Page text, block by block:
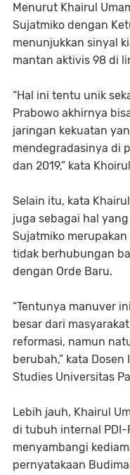
Menurut Khairul
Sujatmiko dengan
menunjukkan sinyal
mantan aktivis 98 di
“Hal ini tentu unik
Prabowo akhirnya
jaringan kekuatan
mendegradasinya di
dan 2019,” kata
Selain itu, kata
juga sebagai hal
Sujatmiko
tidak berhubungan
dengan Orde Baru.
“Tentunya manuver
besar dari
reformasi, namun
berubah,” kata
Studies Universitas
Lebih jauh, Khairul
di tubuh internal
menyambangi
pernyatakaan